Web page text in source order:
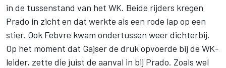
in de tussenstand van het WK. Beide rijders kregen
Prado in zicht en dat werkte als een rode lap op een
stier. Ook Febvre kwam ondertussen weer dichterbij.
Op het moment dat Gajser de druk opvoerde bij de WK-
leider, zette die juist de aanval in bij Prado. Zoals wel